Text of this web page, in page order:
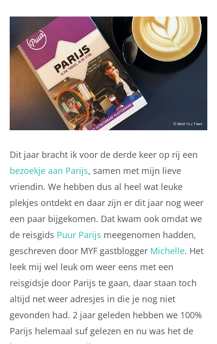
Dit jaar bracht ik voor de derde keer op rij een
bezoekje aan Parijs, samen met mijn lieve
vriendin. We hebben dus al heel wat leuke
plekjes ontdekt en daar zijn er dit jaar nog weer
een paar bijgekomen. Dat kwam ook omdat we
de reisgids Puur Parijs meegenomen hadden,
geschreven door MYF gastblogger Michelle. Het
leek mij wel leuk om weer eens met een
reisgidsje door Parijs te gaan, daar staan toch
altijd net weer adresjes in die je nog niet
gevonden had. 2 jaar geleden hebben we 100%
Parijs helemaal suf gelezen en nu was het de